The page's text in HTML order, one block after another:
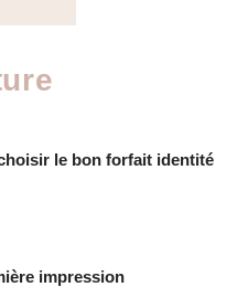
le bon forfait identité
impression